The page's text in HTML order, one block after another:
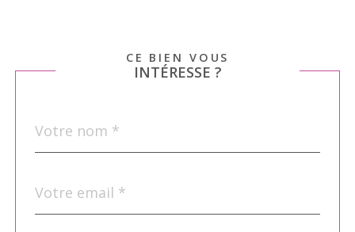
CE BIEN VOUS
INTÉRESSE ?
par
*
*